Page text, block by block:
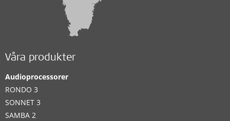
Våra produkter
Audioprocessorer
RONDO 3
SONNET 3
SAMBA 2